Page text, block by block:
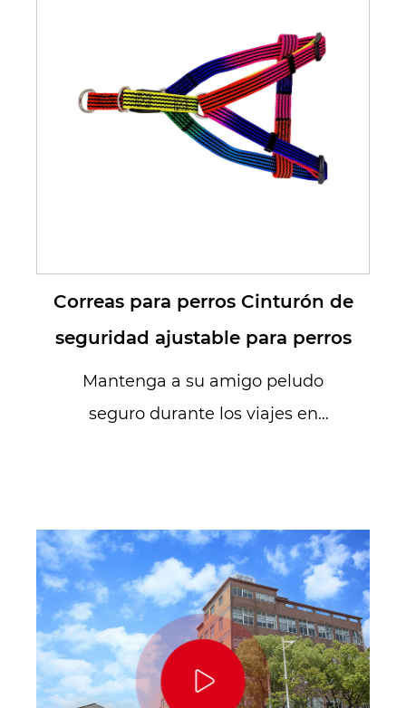
Correas para perros Cinturón de
seguridad ajustable para perros
Mantenga a su amigo peludo
seguro durante los viajes en